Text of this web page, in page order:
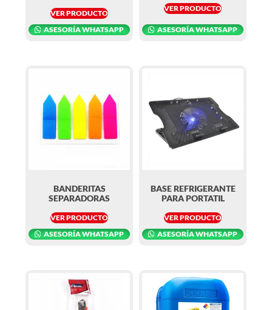
VER PRODUCTO
ASESORÍA WHATSAPP
VER PRODUCTO
ASESORÍA WHATSAPP
BANDERITAS
SEPARADORAS
VER PRODUCTO
ASESORÍA WHATSAPP
BASE REFRIGERANTE
PARA PORTATIL
VER PRODUCTO
ASESORÍA WHATSAPP